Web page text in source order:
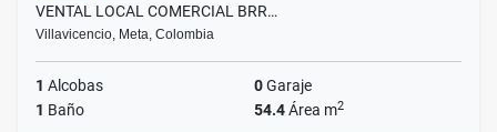
VENTAL LOCAL COMERCIAL BRR…
Villavicencio, Meta, Colombia
1 Alcobas 0Garaje
1 Baño 54.4Área m2